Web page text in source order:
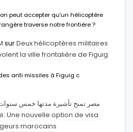
peut accepter qu’un hélicoptère
traverse notre frontière ?
surDeux hélicoptères militaires
la ville frontalière de Figuig
anti missiles à Figuig c
مصر تمنح تأشيرة مدتها خمس
Une nouvelle option de visa
marocains